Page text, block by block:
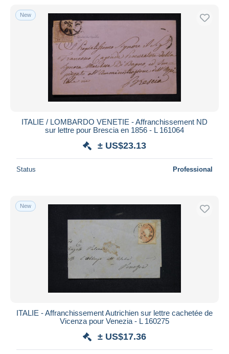
New
ITALIE / LOMBARDO VENETIE - Affranchissement ND
sur lettre pour Brescia en 1856 - L 161064
± US$23.13
Status Professional
New
ITALIE - Affranchissement Autrichien sur lettre cachetée de
Vicenza pour Venezia - L 160275
± US$17.36